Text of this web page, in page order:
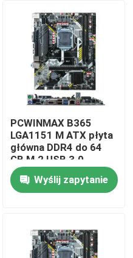
PCWINMAX B365
LGA1151 M ATX płyta
główna DDR4 do 64
GB M.2 USB 3.0
obsługa procesorów
8. 9. generacji OEM
hurtownia
Wyślij zapytanie